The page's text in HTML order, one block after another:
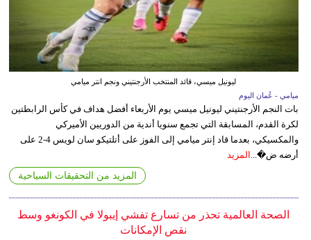
ليونيل ميسي، قائد المنتخب الأرجنتيني ونجم انتر ميامي
ميامي - عُمان اليوم
بات النجم الأرجنتيني ليونيل ميسي يوم الأربعاء أفضل هداف في كأس الرابطتين
لكرة القدم، المسابقة التي تجمع سنويا أندية من الدوريين الأميركي
والمكسيكي، بعدما قاد إنتر ميامي إلى الفوز على أتلتيكو سان لويس 4-2 على
أرضه ض�... المزيد
المزيد من التحقيقات السياحية
الصحة العالمية تحذر من تسارع تفشي إيبولا في الكونغو وسط
نقص الإمكانات